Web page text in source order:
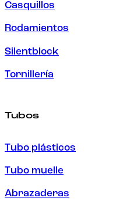
Casquillos
Rodamientos
Silentblock
Tornillería
Tubos
Tubo plásticos
Tubo muelle
Abrazaderas